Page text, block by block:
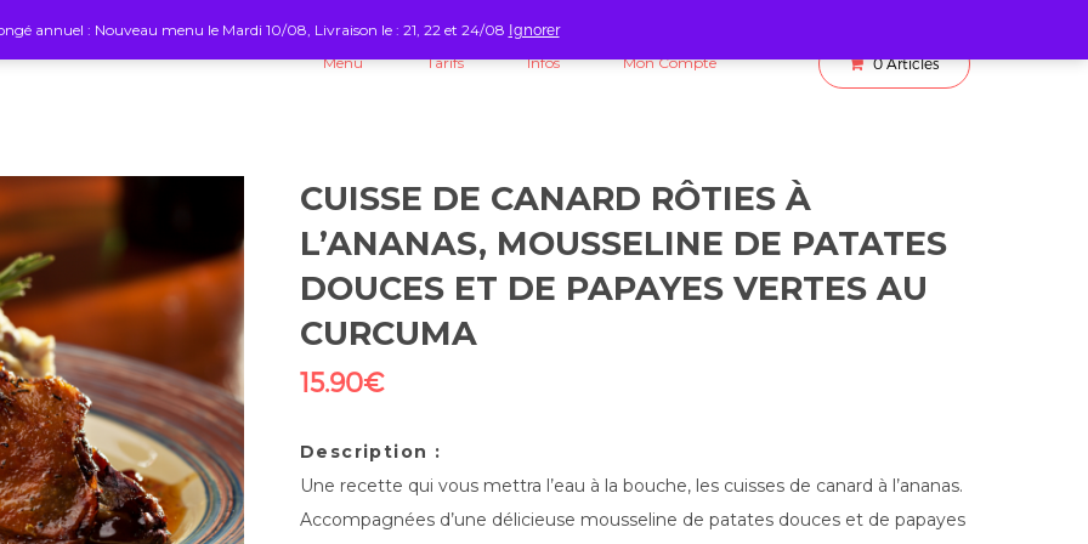
Menu Tarifs Infos Mon Compte 0 Articles
CUISSE DE CANARD RÔTIES À
L’ANANAS, MOUSSELINE DE PATATES
DOUCES ET DE PAPAYES VERTES AU
CURCUMA
15.90€
Description :
Une recette qui vous mettra l’eau à la bouche, les cuisses de canard à l’ananas.
Accompagnées d’une délicieuse mousseline de patates douces et de papayes
annuel : Nouveau menu le Mardi 10/08, Livraison le : 21, 22 et 24/08 Ignorer